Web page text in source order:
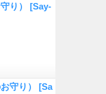
り） [Say-
守り） [Sa